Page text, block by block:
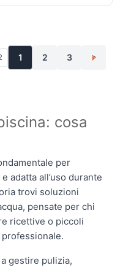
1 2 3 >
cosa
per
adatta all’uso durante
trovi soluzioni
pensate per chi
ricettive o piccoli
gestire pulizia,